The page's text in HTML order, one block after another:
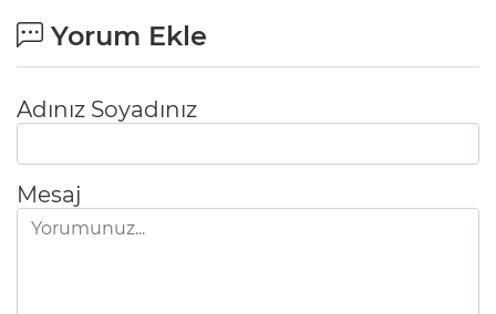
Yorum Ekle
Adınız Soyadınız
Mesaj